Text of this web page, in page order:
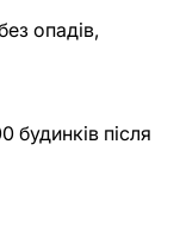
опадів,
будинків після